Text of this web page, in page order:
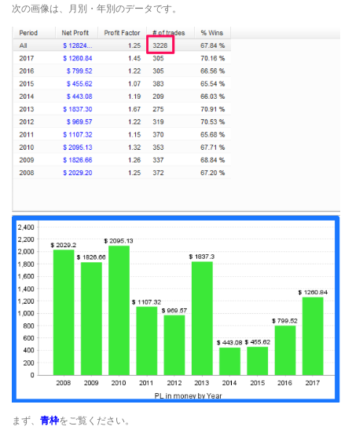
次の画像は、月別・年別のデータです。
まず、 青枠をご覧ください。